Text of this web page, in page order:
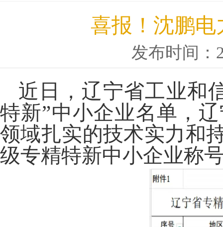
喜报！沈鹏电
发布时间
近日，辽宁省工业和
特新”中小企业名单，
领域扎实的技术实力和
级专精特新中小企业称